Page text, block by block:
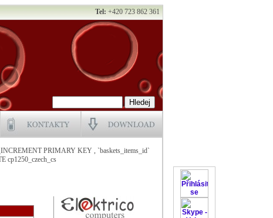
Tel: +420 723 862 361
PRIMARY KEY , `baskets_items_id`